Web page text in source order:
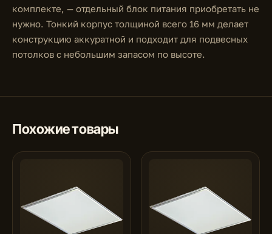
комплекте, — отдельный блок питания приобретать не
нужно. Тонкий корпус толщиной всего 16 мм делает
конструкцию аккуратной и подходит для подвесных
потолков с небольшим запасом по высоте.
Похожие товары